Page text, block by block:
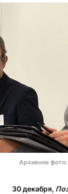
Архивное фото:
30 декабря,